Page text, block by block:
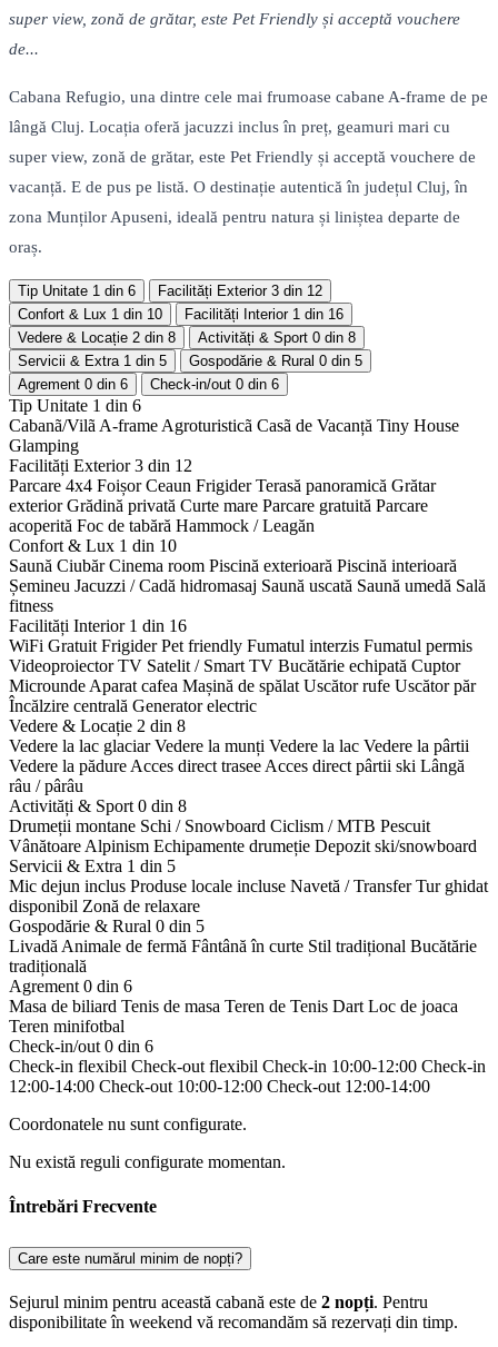
super view, zonă de grătar, este Pet Friendly și acceptă vouchere
de...
Cabana Refugio, una dintre cele mai frumoase cabane A-frame de pe
lângă Cluj. Locația oferă jacuzzi inclus în preț, geamuri mari cu
super view, zonă de grătar, este Pet Friendly și acceptă vouchere de
vacanță. E de pus pe listă. O destinație autentică în județul Cluj, în
zona Munților Apuseni, ideală pentru natura și liniștea departe de
oraș.
Tip Unitate 1 din 6 Facilități Exterior 3 din 12
Confort & Lux 1 din 10 Facilități Interior 1 din 16
Vedere & Locație 2 din 8 Activități & Sport 0 din 8
Servicii & Extra 1 din 5 Gospodărie & Rural 0 din 5
Agrement 0 din 6 Check-in/out 0 din 6
Tip Unitate 1 din 6
Cabanã/Vilã A-frame Agroturisticã Casã de Vacanță Tiny House
Glamping
Facilități Exterior3 din 12
Parcare 4x4 Foișor Ceaun Frigider Terasă panoramică Grătar
exterior Grădină privată Curte mare Parcare gratuită Parcare
acoperită Foc de tabără Hammock / Leagăn
Confort & Lux 1 din 10
Saună Ciubăr Cinema room Piscină exterioară Piscină interioară
Șemineu Jacuzzi / Cadă hidromasaj Saună uscată Saună umedă Sală
fitness
Facilități Interior 1 din 16
WiFi Gratuit Frigider Pet friendly Fumatul interzis Fumatul permis
Videoproiector TV Satelit / Smart TV Bucătărie echipată Cuptor
Microunde Aparat cafea Mașină de spălat Uscător rufe Uscător păr
Încălzire centrală Generator electric
Vedere & Locație 2 din 8
Vedere la lac glaciar Vedere la munți Vedere la lac Vedere la pârtii
Vedere la pădure Acces direct trasee Acces direct pârtii ski Lângă
râu / pârâu
Activități & Sport 0 din 8
Drumeții montane Schi / Snowboard Ciclism / MTB Pescuit
Vânătoare Alpinism Echipamente drumeție Depozit ski/snowboard
Servicii & Extra 1 din 5
Mic dejun inclus Produse locale incluse Navetă / Transfer Tur ghidat
disponibil Zonă de relaxare
Gospodărie & Rural 0 din 5
Livadă Animale de fermă Fântână în curte Stil tradițional Bucătărie
tradițională
Agrement 0 din 6
Masa de biliard Tenis de masa Teren de Tenis Dart Loc de joaca
Teren minifotbal
Check-in/out 0 din 6
Check-in flexibil Check-out flexibil Check-in 10:00-12:00 Check-in
12:00-14:00 Check-out 10:00-12:00 Check-out 12:00-14:00
Coordonatele nu sunt configurate.
Nu există reguli configurate momentan.
Întrebări Frecvente
Care este numărul minim de nopți?
Sejurul minim pentru această cabană este de 2 nopți. Pentru
disponibilitate în weekend vă recomandăm să rezervați din timp.